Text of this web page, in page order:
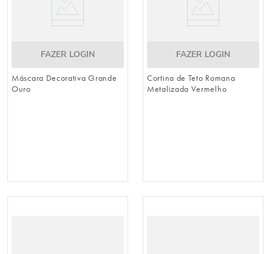
FAZER LOGIN
Máscara Decorativa Grande
Ouro
FAZER LOGIN
Cortina de Teto Romana
Metalizada Vermelho